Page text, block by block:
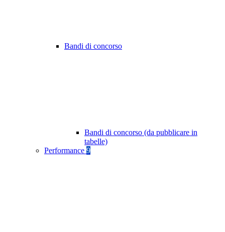
Bandi di concorso
Bandi di concorso (da pubblicare in
tabelle)
Performance 9